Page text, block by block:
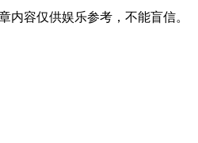
内容仅供娱乐参考，不能盲信。